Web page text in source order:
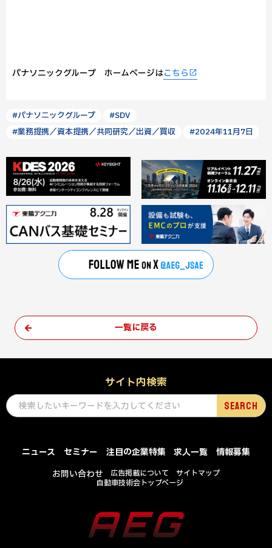
パナソニックグループ ホームページはこちら
#パナソニックグループ
#SDV
#業務提携／資本提携／共同研究／出資／買収
#2024年11月7日
一覧に戻る
サイト内検索
ニュース セミナー 注目の企業特集 求人一覧
情報募集
お問い合わせ
広告掲載について
サイトマップ
自動車技術会トップページ